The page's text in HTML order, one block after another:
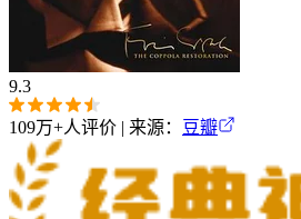
9.3
109万+人评价 | 来源： 豆瓣